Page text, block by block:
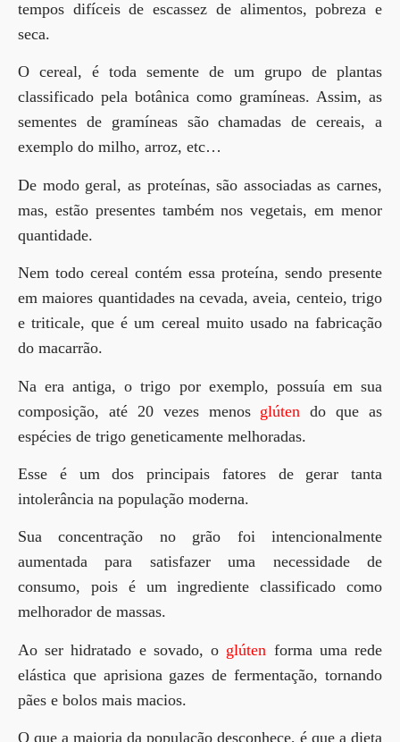
tempos difíceis de escassez de alimentos, pobreza e
seca.
O cereal, é toda semente de um grupo de plantas
classificado pela botânica como gramíneas. Assim, as
sementes de gramíneas são chamadas de cereais, a
exemplo do milho, arroz, etc…
De modo geral, as proteínas, são associadas as carnes,
mas, estão presentes também nos vegetais, em menor
quantidade.
Nem todo cereal contém essa proteína, sendo presente
em maiores quantidades na cevada, aveia, centeio, trigo
e triticale, que é um cereal muito usado na fabricação
do macarrão.
Na era antiga, o trigo por exemplo, possuía em sua
composição, até 20 vezes menos glúten do que as
espécies de trigo geneticamente melhoradas.
Esse é um dos principais fatores de gerar tanta
intolerância na população moderna.
Sua concentração no grão foi intencionalmente
aumentada para satisfazer uma necessidade de
consumo, pois é um ingrediente classificado como
melhorador de massas.
Ao ser hidratado e sovado, o glúten forma uma rede
elástica que aprisiona gazes de fermentação, tornando
pães e bolos mais macios.
O que a maioria da população desconhece, é que a dieta